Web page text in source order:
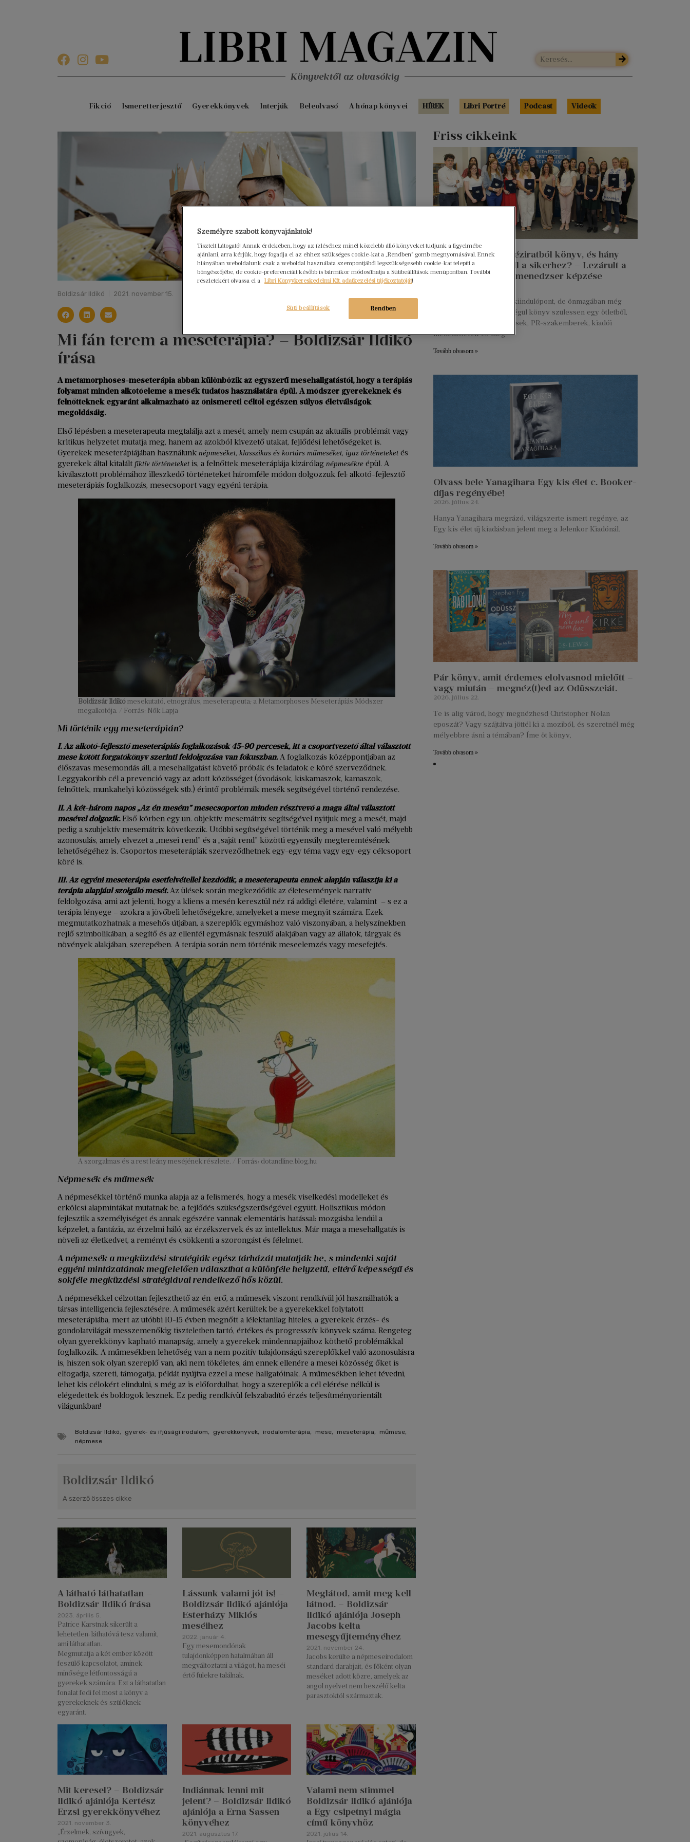
Könyvektől az olvasókig
Fikció Ismeretterjesztő Gyerekkönyvek Interjúk Beleolvasó A hónap könyvei HÍREK Libri Portré Podcast Videók
Boldizsár Ildikó 2021. november 15.
Mi fán terem a meseterápia? – Boldizsár Ildikó
írása
A metamorphoses-meseterápia abban különbözik az egyszerű mesehallgatástól, hogy a terápiás
folyamat minden alkotóeleme a mesék tudatos használatára épül. A módszer gyerekeknek és
felnőtteknek egyaránt alkalmazható az önismereti céltól egészen súlyos életválságok
megoldásáig.
Első lépésben a meseterapeuta megtalálja azt a mesét, amely nem csupán az aktuális problémát vagy
kritikus helyzetet mutatja meg, hanem az azokból kivezető utakat, fejlődési lehetőségeket is.
Gyerekek meseterápiájában használunk népmeséket, klasszikus és kortárs műmeséket, igaz történeteketés
gyerekek által kitalált fiktív történeteketis, a felnőttek meseterápiája kizárólag népmesékre épül. A
kiválasztott problémához illeszkedő történeteket háromféle módon dolgozzuk fel: alkotó-fejlesztő
meseterápiás foglalkozás, mesecsoport vagy egyéni terápia.
Boldizsár Ildikó mesekutató, etnográfus, meseterapeuta; a Metamorphoses Meseterápiás Módszer
megalkotója. / Forrás: Nők Lapja
Mi történik egy meseterápián?
I. Az alkotó-fejlesztő meseterápiás foglalkozások 45-90 percesek, itt a csoportvezető által választott
mese kötött forgatókönyv szerinti feldolgozása van fókuszban.A foglalkozás középpontjában az
élőszavas mesemondás áll, a mesehallgatást követő próbák és feladatok e köré szerveződnek.
Leggyakoribb cél a prevenció vagy az adott közösséget (óvodások, kiskamaszok, kamaszok,
felnőttek, munkahelyi közösségek stb.) érintő problémák mesék segítségével történő rendezése.
II. A két-három napos „Az én mesém” mesecsoporton minden résztvevő a maga által választott
mesével dolgozik. Első körben egy un. objektív mesemátrix segítségével nyitjuk meg a mesét, majd
pedig a szubjektív mesemátrix következik. Utóbbi segítségével történik meg a mesével való mélyebb
azonosulás, amely elvezet a „mesei rend” és a „saját rend” közötti egyensúly megteremtésének
lehetőségéhez is. Csoportos meseterápiák szerveződhetnek egy-egy téma vagy egy-egy célcsoport
köré is.
III. Az egyéni meseterápia esetfelvétellel kezdődik, a meseterapeuta ennek alapján választja ki a
terápia alapjául szolgáló mesét. Az ülések során megkezdődik az életesemények narratív
feldolgozása, ami azt jelenti, hogy a kliens a mesén keresztül néz rá addigi életére, valamint – s ez a
terápia lényege – azokra a jövőbeli lehetőségekre, amelyeket a mese megnyit számára. Ezek
megmutatkozhatnak a mesehős útjában, a szereplők egymáshoz való viszonyában, a helyszínekben
rejlő szimbolikában, a segítő és az ellenfél egymásnak feszülő alakjában vagy az állatok, tárgyak és
növények alakjában, szerepében. A terápia során nem történik meseelemzés vagy mesefejtés.
A szorgalmas és a rest leány meséjének részlete. / Forrás: dotandline.blog.hu
Népmesék és műmesék
A népmesékkel történő munka alapja az a felismerés, hogy a mesék viselkedési modelleket és
erkölcsi alapmintákat mutatnak be, a fejlődés szükségszerűségével együtt. Holisztikus módon
fejlesztik a személyiséget és annak egészére vannak elementáris hatással: mozgásba lendül a
képzelet, a fantázia, az érzelmi háló, az érzékszervek és az intellektus. Már maga a mesehallgatás is
növeli az életkedvet, a reményt és csökkenti a szorongást és félelmet.
A népmesék a megküzdési stratégiák egész tárházát mutatják be, s mindenki saját
egyéni mintázatának megfelelően választhat a különféle helyzetű, eltérő képességű és
sokféle megküzdési stratégiával rendelkező hős közül.
A népmesékkel célzottan fejleszthető az én-erő, a műmesék viszont rendkívül jól használhatók a
társas intelligencia fejlesztésére. A műmesék azért kerültek be a gyerekekkel folytatott
meseterápiába, mert az utóbbi 10-15 évben megnőtt a lélektanilag hiteles, a gyerekek érzés- és
gondolatvilágát messzemenőkig tiszteletben tartó, értékes és progresszív könyvek száma. Rengeteg
olyan gyerekkönyv kapható manapság, amely a gyerekek mindennapjaihoz köthető problémákkal
foglalkozik. A műmesékben lehetőség van a nem pozitív tulajdonságú szereplőkkel való azonosulásra
is, hiszen sok olyan szereplő van, aki nem tökéletes, ám ennek ellenére a mesei közösség őket is
elfogadja, szereti, támogatja, példát nyújtva ezzel a mese hallgatóinak. A műmesékben lehet tévedni,
lehet kis célokért elindulni, s még az is előfordulhat, hogy a szereplők a cél elérése nélkül is
elégedettek és boldogok lesznek. Ez pedig rendkívül felszabadító érzés teljesítményorientált
világunkban!
Boldizsár Ildikó, gyerek- és ifjúsági irodalom, gyerekkönyvek, irodalomterápia, mese, meseterápia, műmese,
népmese
Boldizsár Ildikó
A szerző összes cikke
A látható láthatatlan –
Boldizsár Ildikó írása
2023. április 5.
Patrice Karstnak sikerült a
lehetetlen: láthatóvá tesz valamit,
ami láthatatlan.
Megmutatja a két ember között
feszülő kapcsolatot, aminek
minősége létfontosságú a
gyerekek számára. Ezt a láthatatlan
fonalat fedi fel most a könyv a
gyerekeknek és szülőknek
egyaránt.
Lássunk valami jót is! –
Boldizsár Ildikó ajánlója
Esterházy Miklós
meséihez
2022. január 4.
Egy mesemondónak
tulajdonképpen hatalmában áll
megváltoztatni a világot, ha meséi
értő fülekre találnak.
Meglátod, amit meg kell
látnod. – Boldizsár
Ildikó ajánlója Joseph
Jacobs kelta
mesegyűjteményéhez
2021. november 24.
Jacobs kerülte a népmeseirodalom
standard darabjait, és főként olyan
meséket adott közre, amelyek az
angol nyelvet nem beszélő kelta
parasztoktól származtak.
Mit keresel? – Boldizsár
Ildikó ajánlója Kertész
Erzsi gyerekkönyvéhez
2021. november 3.
„Érzelmek, szívügyek,
Indiánnak lenni mit
jelent? – Boldizsár Ildikó
ajánlója a Erna Sassen
könyvéhez
2021. augusztus 17.
Valami nem stimmel
Boldizsár Ildikó ajánlója
a Egy csipetnyi mágia
című könyvhöz
2021. július 14.
Friss cikkeink
Hogyan lesz egy kéziratból könyv, és hány
ember munkája kell a sikerhez? – Lezárult a
Libri Talent kiadói menedzser képzése
Egy erős kézirat már jó kiindulópont, de önmagában még
nem elég. Ahhoz, hogy végül könyv szülessen egy ötletből,
szerkesztők, marketingesek, PR-szakemberek, kiadói
menedzserek és még
Tovább olvasom »
Olvass bele Yanagihara Egy kis élet c. Booker-
díjas regényébe!
2026. július 24.
Hanya Yanagihara megrázó, világszerte ismert regénye, az
Egy kis élet új kiadásban jelent meg a Jelenkor Kiadónál.
Tovább olvasom »
Pár könyv, amit érdemes elolvasnod mielőtt –
vagy miután – megnéz(t)ed az Odüsszeiát.
2026. július 22.
Te is alig várod, hogy megnézhesd Christopher Nolan
eposzát? Vagy szájtátva jöttél ki a moziból, és szeretnél még
mélyebbre ásni a témában? Íme öt könyv,
Tovább olvasom »
Személyre szabott könyvajánlatok!
Tisztelt Látogató! Annak érdekében, hogy az ízléséhez minél közelebb álló könyveket tudjunk a figyelmébe
ajánlani, arra kérjük, hogy fogadja el az ehhez szükséges cookie-kat a „Rendben” gomb megnyomásával. Ennek
hiányában weboldalunk csak a weboldal használata szempontjából legszükségesebb cookie-kat telepíti a
böngészőjébe, de cookie-preferenciáit később is bármikor módosíthatja a Sütibeállítások menüpontban. További
részletekért olvassa el a Libri Könyvkereskedelmi Kft. adatkezelési tájékoztatóját!
Rendben
Süti beállítások